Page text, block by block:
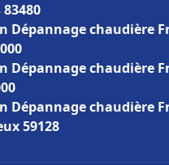
Dépannage chaudière
Dépannage chaudière
Dépannage chaudière
59128